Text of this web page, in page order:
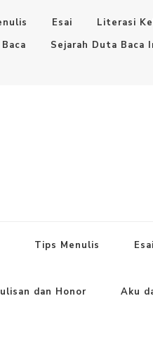
Esai Literasi
Sejarah Duta Baca
Tips Menulis Esai
dan Honor Aku